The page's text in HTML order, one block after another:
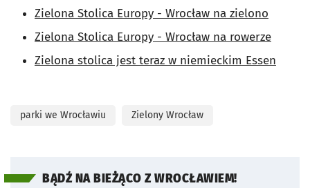
Zielona Stolica Europy - Wrocław na zielono
Zielona Stolica Europy - Wrocław na rowerze
Zielona stolica jest teraz w niemieckim Essen
parki we Wrocławiu Zielony Wrocław
BĄDŹ NA BIEŻĄCO Z WROCŁAWIEM!